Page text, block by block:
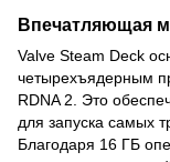
Впечатляющая
Valve Steam Deck
четырехъядерным
RDNA 2. Это
для запуска самых
Благодаря 16 ГБ